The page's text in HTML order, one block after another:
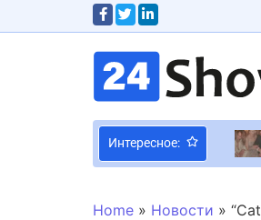
Интересное:
Home » Новости »